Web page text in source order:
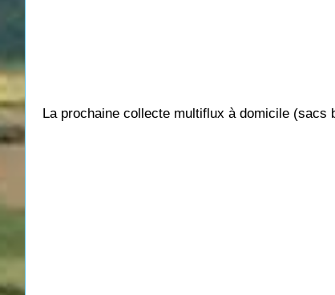
La prochaine collecte multiflux à domicile